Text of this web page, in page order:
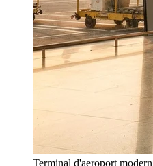
Terminal d'aeroport